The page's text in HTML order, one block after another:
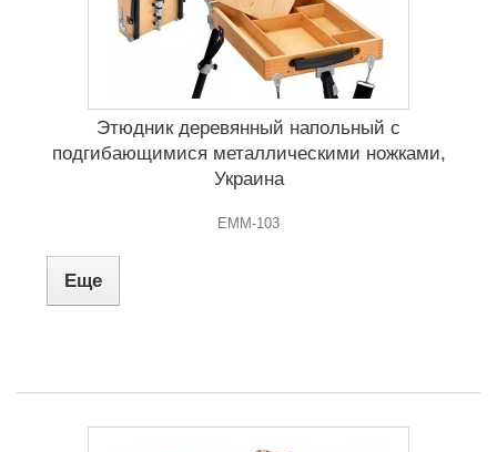
Этюдник деревянный напольный с
подгибающимися металлическими ножками,
Украина
ЕММ-103
Еще